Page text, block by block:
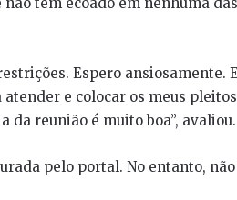
Espero ansiosamente.
e colocar os meus
reunião é muito boa”, avaliou.
pelo portal. No entanto,